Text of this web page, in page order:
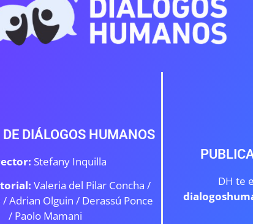
DIÁLOGOS HUMANOS
Stefany Inquilla
Valeria del Pilar Concha /
/Adrian Olguin / Derassú Ponce
/ Paolo Mamani
DH te